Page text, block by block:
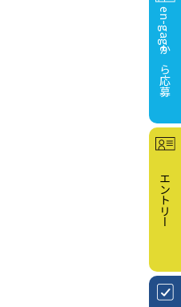
en-gageから応募
エントリー